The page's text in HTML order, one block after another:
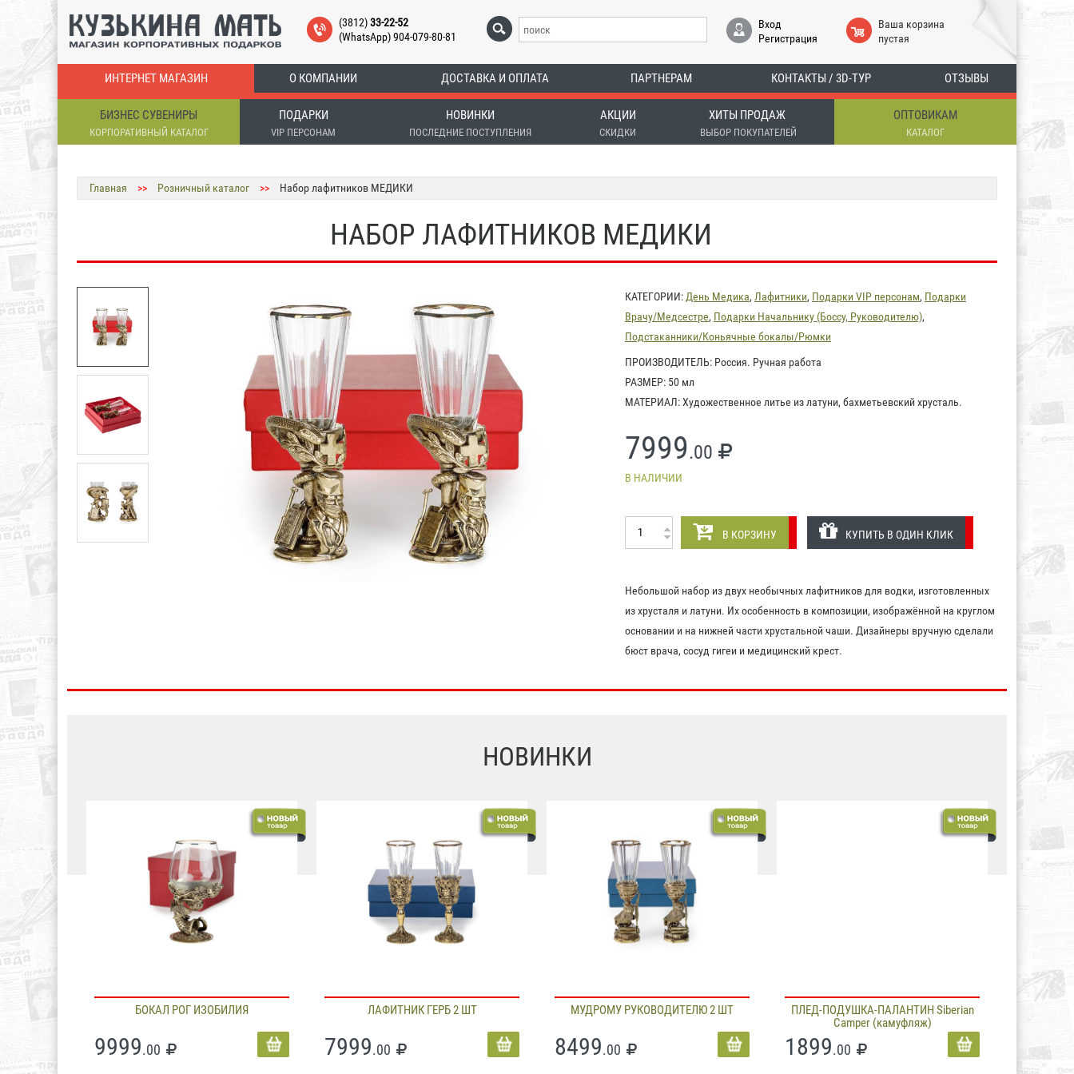
(3812)33-22-52
(WhatsApp) 904-079-80-81
Вход
Регистрация
Ваша корзина
пустая
ИНТЕРНЕТ МАГАЗИН О КОМПАНИИ ДОСТАВКА И ОПЛАТА ПАРТНЕРАМ КОНТАКТЫ / 3D-ТУР ОТЗЫВЫ
БИЗНЕС СУВЕНИРЫ
КОРПОРАТИВНЫЙ КАТАЛОГ
ПОДАРКИ
VIP ПЕРСОНАМ
НОВИНКИ
ПОСЛЕДНИЕ ПОСТУПЛЕНИЯ
АКЦИИ
СКИДКИ
ХИТЫ ПРОДАЖ
ВЫБОР ПОКУПАТЕЛЕЙ
ОПТОВИКАМ
КАТАЛОГ
Главная >> Розничный каталог >> Набор лафитников МЕДИКИ
НАБОР ЛАФИТНИКОВ МЕДИКИ
КАТЕГОРИИ: День Медика, Лафитники, Подарки VIP персонам, Подарки
Врачу/Медсестре, Подарки Начальнику (Боссу, Руководителю),
Подстаканники/Коньячные бокалы/Рюмки
ПРОИЗВОДИТЕЛЬ: Россия. Ручная работа
РАЗМЕР: 50 мл
МАТЕРИАЛ: Художественное литье из латуни, бахметьевский хрусталь.
7999.00
В НАЛИЧИИ
В КОРЗИНУ КУПИТЬ В ОДИН КЛИК
Небольшой набор из двух необычных лафитников для водки, изготовленных
из хрусталя и латуни. Их особенность в композиции, изображённой на круглом
основании и на нижней части хрустальной чаши. Дизайнеры вручную сделали
бюст врача, сосуд гигеи и медицинский крест.
НОВИНКИ
БОКАЛ РОГ ИЗОБИЛИЯ
9999.00
ЛАФИТНИК ГЕРБ 2 ШТ
7999.00
МУДРОМУ РУКОВОДИТЕЛЮ 2 ШТ
8499.00
ПЛЕД-ПОДУШКА-ПАЛАНТИН Siberian
Camper (камуфляж)
1899.00